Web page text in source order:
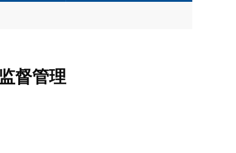
督管理